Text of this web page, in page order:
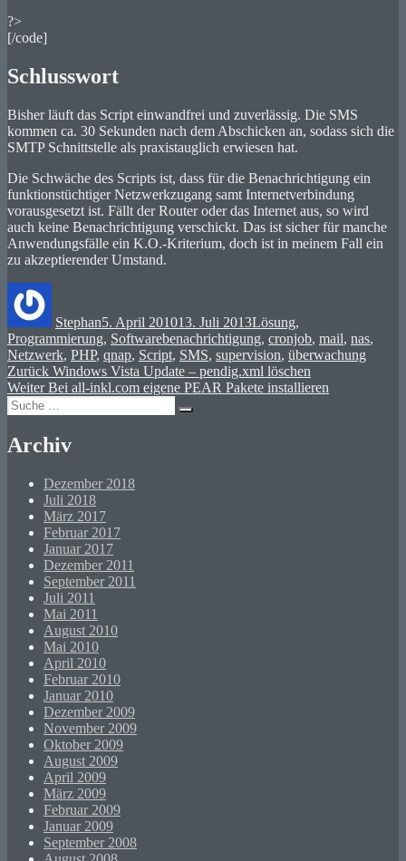
?>
[/code]
Schlusswort
Bisher läuft das Script einwandfrei und zuverlässig. Die SMS
kommen ca. 30 Sekunden nach dem Abschicken an, sodass sich die
SMTP Schnittstelle als praxistauglich erwiesen hat.
Die Schwäche des Scripts ist, dass für die Benachrichtigung ein
funktionstüchtiger Netzwerkzugang samt Internetverbindung
vorausgesetzt ist. Fällt der Router oder das Internet aus, so wird
auch keine Benachrichtigung verschickt. Das ist sicher für manche
Anwendungsfälle ein K.O.-Kriterium, doch ist in meinem Fall ein
zu akzeptierender Umstand.
Stephan5. April 201013. Juli 2013Lösung,
Programmierung, SoftwareSchlagwörter
benachrichtigung, cronjob, mail, nas,
Netzwerk, PHP, qnap, Script, SMS, supervision, überwachung
Beitragsnavigation
Zurück Vorheriger
Beitrag:
Windows Vista Update – pendig.xml löschen
Weiter Nächster
Bei all-inkl.com eigene PEAR Pakete installieren
Suche
nach:
Suchen
Archiv
Dezember 2018
Juli 2018
März 2017
Februar 2017
Januar 2017
Dezember 2011
September 2011
Juli 2011
Mai 2011
August 2010
Mai 2010
April 2010
Februar 2010
Januar 2010
Dezember 2009
November 2009
Oktober 2009
August 2009
April 2009
März 2009
Februar 2009
Januar 2009
September 2008